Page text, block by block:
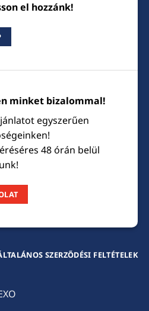
el hozzánk!
minket bizalommal!
egyszerűen
48 órán belül
SZERZŐDÉSI FELTÉTELEK